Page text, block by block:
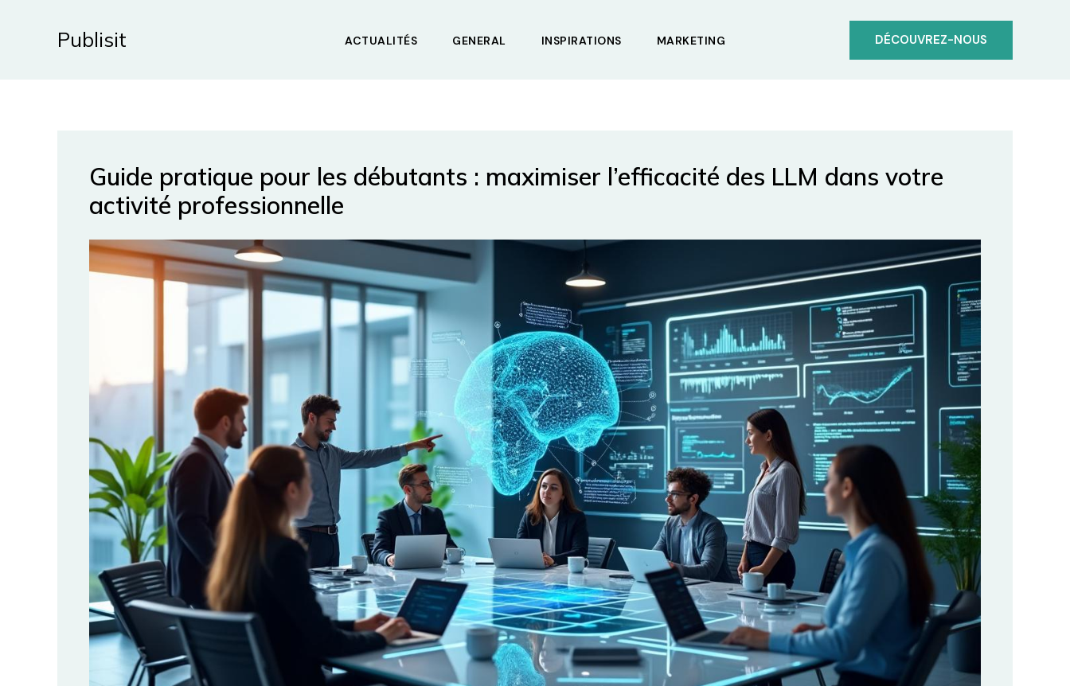
Publisit ACTUALITÉS GENERAL INSPIRATIONS MARKETING DÉCOUVREZ-NOUS
Guide pratique pour les débutants : maximiser l’efficacité des LLM dans votre
activité professionnelle